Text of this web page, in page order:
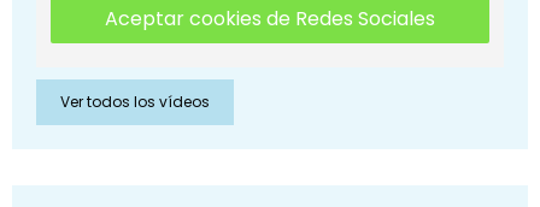
Aceptar cookies de Redes Sociales
Ver todos los vídeos